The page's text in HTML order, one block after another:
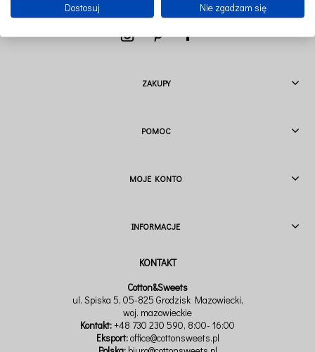
ZAKUPY
POMOC
MOJE KONTO
INFORMACJE
Cotton&Sweets
ul. Spiska 5, 05-825 Grodzisk Mazowiecki,
woj. mazowieckie
Kontakt:+48 730 230 590, 8:00- 16:00
Eksport:office@cottonsweets.pl
Dostosuj Nie zgadzam się